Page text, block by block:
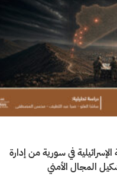
في سورية من إدارة
المجال الأمني